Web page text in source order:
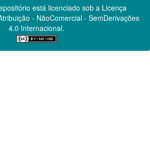
está licenciado sob a Licença
- NãoComercial - SemDerivações
4.0 Internacional.